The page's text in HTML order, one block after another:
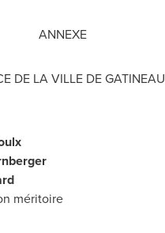
ANNEXE
DE LA VILLE DE GATINEAU
méritoire